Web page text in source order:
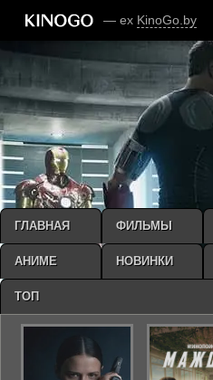
— ex KinoGo.by
ГЛАВНАЯ ФИЛЬМЫ
АНИМЕ НОВИНКИ
ТОП